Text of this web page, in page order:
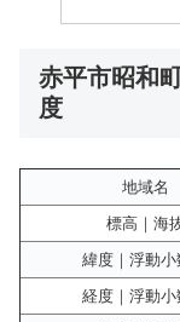
赤平市昭和
度
地域名
標高｜海
緯度｜浮動小
経度｜浮動小